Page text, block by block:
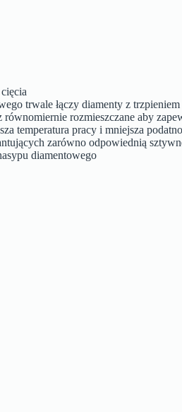
trwale łączy diamenty z trzpieniem
rozmieszczane aby
temperatura pracy i mniejsza
zarówno odpowiednią
diamentowego